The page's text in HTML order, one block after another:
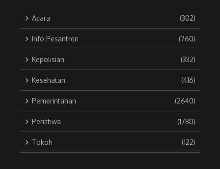
Acara (302)
Info Pesantren (760)
Kepolisian (332)
Kesehatan (416)
Pemerintahan (2640)
Peristiwa (1780)
Tokoh (122)